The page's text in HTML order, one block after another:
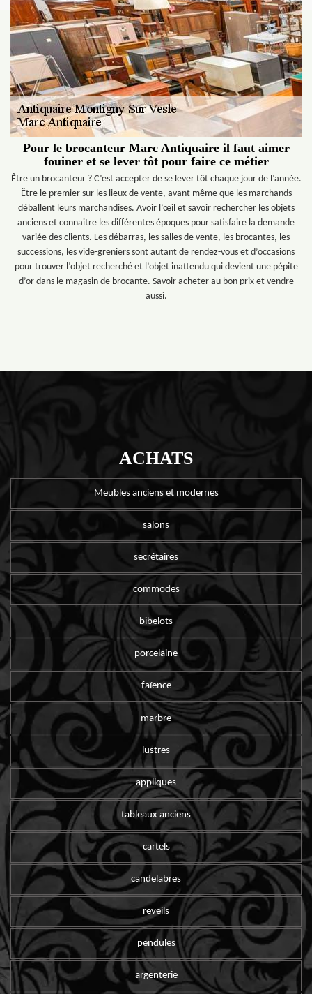
Pour le brocanteur Marc Antiquaire il faut aimer
fouiner et se lever tôt pour faire ce métier
Être un brocanteur ? C’est accepter de se lever tôt chaque jour de l’année.
Être le premier sur les lieux de vente, avant même que les marchands
déballent leurs marchandises. Avoir l’œil et savoir rechercher les objets
anciens et connaitre les différentes époques pour satisfaire la demande
variée des clients. Les débarras, les salles de vente, les brocantes, les
successions, les vide-greniers sont autant de rendez-vous et d’occasions
pour trouver l’objet recherché et l’objet inattendu qui devient une pépite
d’or dans le magasin de brocante. Savoir acheter au bon prix et vendre
aussi.
ACHATS
Meubles anciens et modernes
salons
secrétaires
commodes
bibelots
porcelaine
faïence
marbre
lustres
appliques
tableaux anciens
cartels
candelabres
reveils
pendules
argenterie